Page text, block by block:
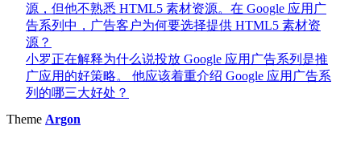
源，但他不熟悉 HTML5 素材资源。在 Google 应用广
告系列中，广告客户为何要选择提供 HTML5 素材资
源？
小罗正在解释为什么说投放 Google 应用广告系列是推
广应用的好策略。 他应该着重介绍 Google 应用广告系
列的哪三大好处？
Theme Argon